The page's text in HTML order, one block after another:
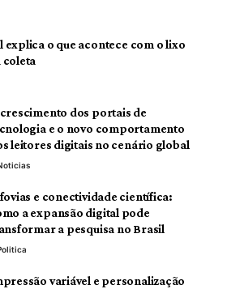
explica o que acontece com o lixo
coleta
crescimento dos portais de
e o novo comportamento
leitores digitais no cenário global
e conectividade científica:
a expansão digital pode
a pesquisa no Brasil
variável e personalização